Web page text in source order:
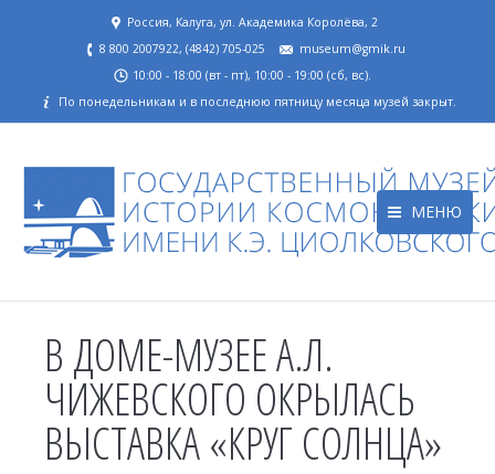
Россия, Калуга, ул. Академика Королёва, 2
8 800 2007922, (4842) 705-025
museum@gmik.ru
10:00 - 18:00 (вт - пт), 10:00 - 19:00 (сб, вс).
По понедельникам и в последнюю пятницу месяца музей закрыт.
МЕНЮ
В ДОМЕ-МУЗЕЕ А.Л.
ЧИЖЕВСКОГО ОКРЫЛАСЬ
ВЫСТАВКА «КРУГ СОЛНЦА»